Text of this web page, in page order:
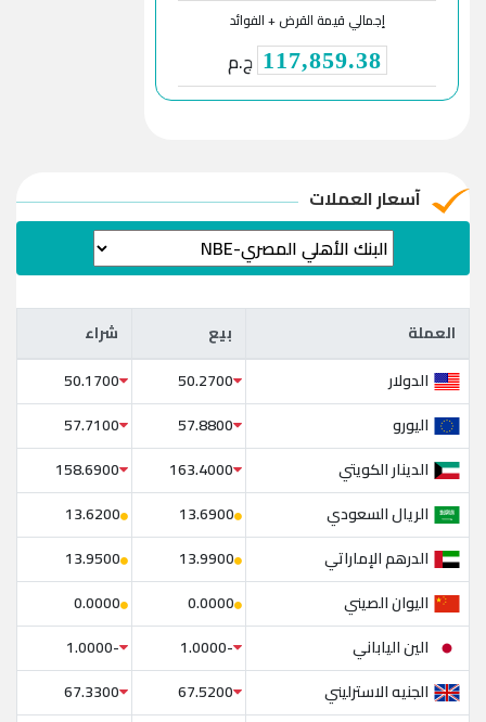
إجمالي قيمة القرض + الفوائد
117,859.38 ج.م
آسعار العملات
العملة بيع شراء العملة بيع
شراء
الدولار
50.2700
50.1700
اليورو
57.8800
57.7100
الدينار الكويتي
163.4000
158.6900
الريال السعودي
13.6900
13.6200
الدرهم الإماراتي
13.9900
13.9500
اليوان الصيني
0.0000
0.0000
الين الياباني
-1.0000
-1.0000
الجنيه الاسترليني
67.5200
67.3300